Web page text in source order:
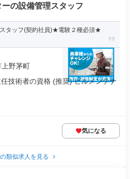
の設備管理スタッフ
スタッフ(契約社員)★電験２種必須★
野茅町
技術者の資格 (推奨) ビルメンテナ
気になる
類似求人を見る